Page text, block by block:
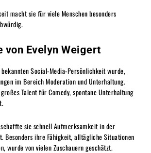
macht sie für viele Menschen besonders
von Evelyn Weigert
Social-Media-Persönlichkeit wurde,
im Bereich Moderation und Unterhaltung.
Talent für Comedy, spontane Unterhaltung
sie schnell Aufmerksamkeit in der
Besonders ihre Fähigkeit, alltägliche Situationen
wurde von vielen Zuschauern geschätzt.